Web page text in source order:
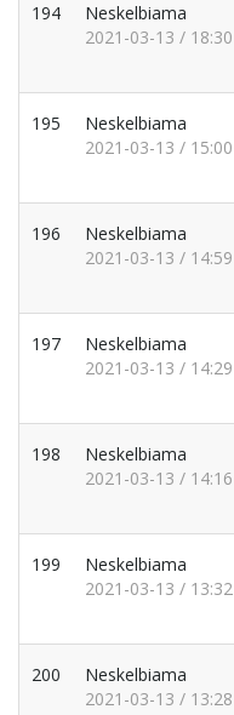
194
Neskelbiama
2021-03-13 / 18:30
195
Neskelbiama
2021-03-13 / 15:00
196
Neskelbiama
2021-03-13 / 14:59
197
Neskelbiama
2021-03-13 / 14:29
198
Neskelbiama
2021-03-13 / 14:16
199
Neskelbiama
2021-03-13 / 13:32
200
Neskelbiama
2021-03-13 / 13:28